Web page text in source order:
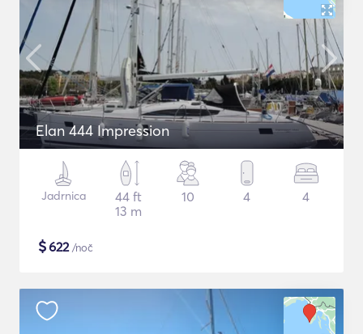
Elan 444 Impression
Jadrnica
44 ft
13 m
10 4 4
$622/noč